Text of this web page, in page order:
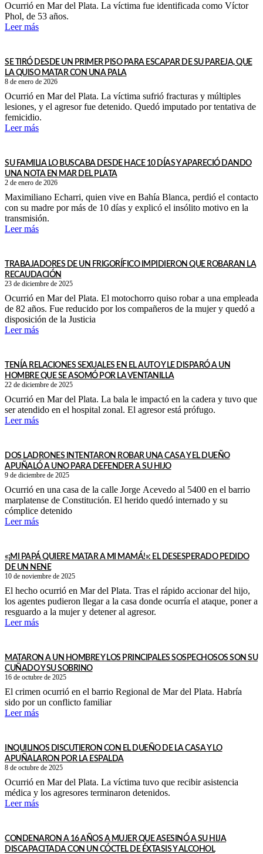
Ocurrió en Mar del Plata. La víctima fue identificada como Víctor
Phol, de 53 años.
Leer más
SE TIRÓ DESDE UN PRIMER PISO PARA ESCAPAR DE SU PAREJA, QUE
LA QUISO MATAR CON UNA PALA
8 de enero de 2026
Ocurrió en Mar del Plata. La víctima sufrió fracturas y múltiples
lesiones, y el agresor fue detenido. Quedó imputado por tentativa de
femicidio.
Leer más
SU FAMILIA LO BUSCABA DESDE HACE 10 DÍAS Y APARECIÓ DANDO
UNA NOTA EN MAR DEL PLATA
2 de enero de 2026
Maximiliano Echarri, quien vive en Bahía Blanca, perdió el contacto
con su madre por más de 10 días y explicó el insólito motivo en la
transmisión.
Leer más
TRABAJADORES DE UN FRIGORÍFICO IMPIDIERON QUE ROBARAN LA
RECAUDACIÓN
23 de diciembre de 2025
Ocurrió en Mar del Plata. El motochorro quiso robar a una empleada
de 82 años. Fue reducido por los compañeros de la mujer y quedó a
disposición de la Justicia
Leer más
TENÍA RELACIONES SEXUALES EN EL AUTO Y LE DISPARÓ A UN
HOMBRE QUE SE ASOMÓ POR LA VENTANILLA
22 de diciembre de 2025
Ocurrió en Mar del Plata. La bala le impactó en la cadera y tuvo que
ser atendido en el hospital zonal. El agresor está prófugo.
Leer más
DOS LADRONES INTENTARON ROBAR UNA CASA Y EL DUEÑO
APUÑALÓ A UNO PARA DEFENDER A SU HIJO
9 de diciembre de 2025
Ocurrió en una casa de la calle Jorge Acevedo al 5400 en el barrio
marplatense de Constitución. El herido quedó internado y su
cómplice detenido
Leer más
«¡MI PAPÁ QUIERE MATAR A MI MAMÁ!»: EL DESESPERADO PEDIDO
DE UN NENE
10 de noviembre de 2025
El hecho ocurrió en Mar del Plata. Tras el rápido accionar del hijo,
los agentes pudieron llegar a la casa donde ocurría el ataque, poner a
resguardo a la mujer y detener al agresor.
Leer más
MATARON A UN HOMBRE Y LOS PRINCIPALES SOSPECHOSOS SON SU
CUÑADO Y SU SOBRINO
16 de octubre de 2025
El crimen ocurrió en el barrio Regional de Mar del Plata. Habría
sido por un conflicto familiar
Leer más
INQUILINOS DISCUTIERON CON EL DUEÑO DE LA CASA Y LO
APUÑALARON POR LA ESPALDA
8 de octubre de 2025
Ocurrió en Mar del Plata. La víctima tuvo que recibir asistencia
médica y los agresores terminaron detenidos.
Leer más
CONDENARON A 16 AÑOS A MUJER QUE ASESINÓ A SU HIJA
DISCAPACITADA CON UN CÓCTEL DE ÉXTASIS Y ALCOHOL